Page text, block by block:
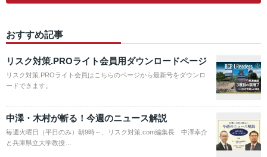
おすすめ記事
リスク対策.PROライト会員用ダウンロードページ
リスク対策.PROライト会員はこちらのページから最新号をダウンロ
ードできます。
中澤・木村が斬る！今週のニュース解説
毎週火曜日（平日のみ）朝9時～、リスク対策.com編集長 中澤幸介
と兵庫県立大学教授…